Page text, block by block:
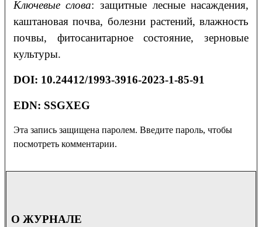
Ключевые слова: защитные лесные насаждения,
каштановая почва, болезни растений, влажность
почвы, фитосанитарное состояние, зерновые
культуры.
DOI: 10.24412/1993-3916-2023-1-85-91
EDN: SSGXEG
Эта запись защищена паролем. Введите пароль, чтобы
посмотреть комментарии.
О ЖУРНАЛЕ